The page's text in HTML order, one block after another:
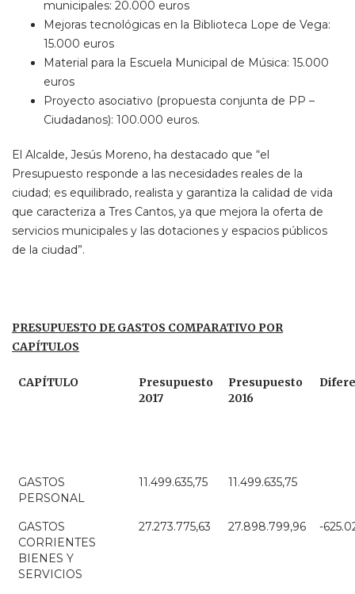
municipales: 20.000 euros
Mejoras tecnológicas en la Biblioteca Lope de Vega:
15.000 euros
Material para la Escuela Municipal de Música: 15.000
euros
Proyecto asociativo (propuesta conjunta de PP –
Ciudadanos): 100.000 euros.
El Alcalde, Jesús Moreno, ha destacado que “el
Presupuesto responde a las necesidades reales de la
ciudad; es equilibrado, realista y garantiza la calidad de vida
que caracteriza a Tres Cantos, ya que mejora la oferta de
servicios municipales y las dotaciones y espacios públicos
de la ciudad”.
PRESUPUESTO DE GASTOS COMPARATIVO POR
CAPÍTULOS
CAPÍTULO
Presupuesto
2017
Presupuesto
2016
GASTOS
PERSONAL
11.499.635,75 11.499.635,75
GASTOS
CORRIENTES
BIENES Y
SERVICIOS
27.273.775,63 27.898.799,96 -